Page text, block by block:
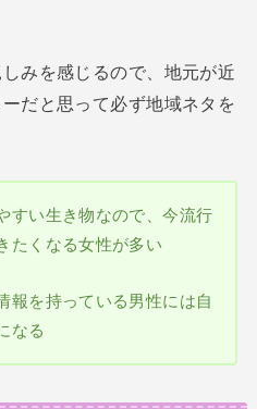
みを感じるので、地元が近
だと思って必ず地域ネタを
すい生き物なので、今流行
たくなる女性が多い
報を持っている男性には自
なる